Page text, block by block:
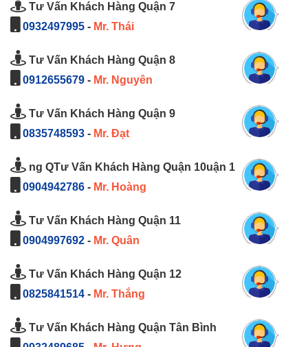
Tư Vấn Khách Hàng Quận 7
0932497995 - Mr. Thái
Tư Vấn Khách Hàng Quận 8
0912655679 - Mr. Nguyên
Tư Vấn Khách Hàng Quận 9
0835748593 - Mr. Đạt
ng QTư Vấn Khách Hàng Quận 10uận 1
0904942786 - Mr. Hoàng
Tư Vấn Khách Hàng Quận 11
0904997692 - Mr. Quân
Tư Vấn Khách Hàng Quận 12
0825841514 - Mr. Thắng
Tư Vấn Khách Hàng Quận Tân Bình